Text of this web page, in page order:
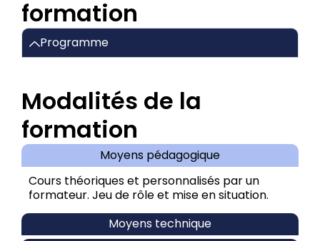
formation
Programme
Modalités de la
formation
Moyens pédagogique
Moyens technique
Cours théoriques et personnalisés par un
formateur. Jeu de rôle et mise en situation.